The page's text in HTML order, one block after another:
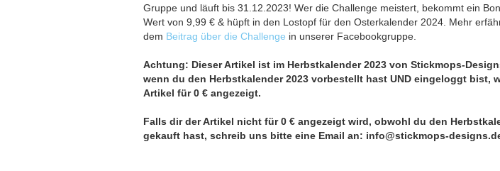
Gruppe und läuft bis 31.12.2023! Wer die Challenge meistert, bekommt ein
Wert von 9,99 € & hüpft in den Lostopf für den Osterkalender 2024. Mehr
dem Beitrag über die Challenge in unserer Facebookgruppe.
Achtung: Dieser Artikel ist im Herbstkalender 2023 von Stickmops-
wenn du den Herbstkalender 2023 vorbestellt hast UND eingeloggt bist,
Artikel für 0 € angezeigt.
Falls dir der Artikel nicht für 0 € angezeigt wird, obwohl du den
gekauft hast, schreib uns bitte eine Email an: info@stickmops-